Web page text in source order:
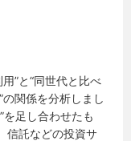
”と“同世代と比べ
関係を分析しまし
を足し合わせたも
信託などの投資サ